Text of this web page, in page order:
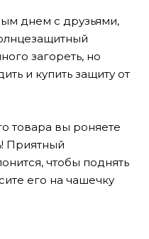
днем ​​с друзьями,
загореть, но
и купить защиту от
товара вы роняете
Приятный
чтобы поднять
его на чашечку